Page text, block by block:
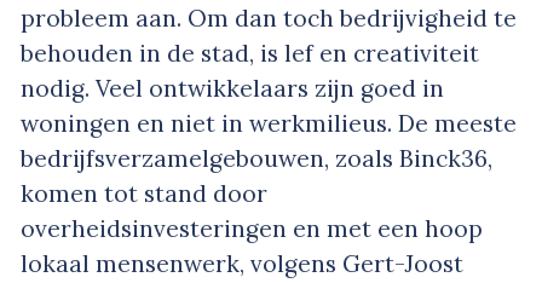
probleem aan. Om dan toch bedrijvigheid te
behouden in de stad, is lef en creativiteit
nodig. Veel ontwikkelaars zijn goed in
woningen en niet in werkmilieus. De meeste
bedrijfsverzamelgebouwen, zoals Binck36,
komen tot stand door
overheidsinvesteringen en met een hoop
lokaal mensenwerk, volgens Gert-Joost